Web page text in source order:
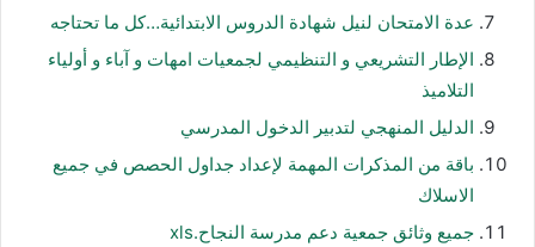
عدة الامتحان لنيل شهادة الدروس الابتدائية…كل ما تحتاجه
الإطار التشريعي و التنظيمي لجمعيات امهات و آباء و أولياء
التلاميذ
الدليل المنهجي لتدبير الدخول المدرسي
باقة من المذكرات المهمة لإعداد جداول الحصص في جميع
الاسلاك
جميع وثائق جمعية دعم مدرسة النجاح.xls